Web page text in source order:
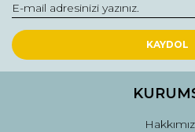
KAYDOL